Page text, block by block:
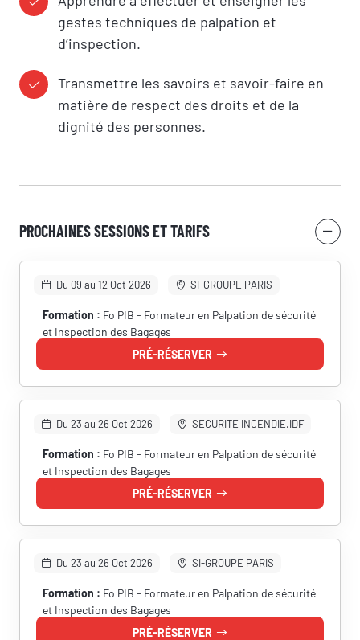
gestes techniques de palpation et
d’inspection.
Transmettre les savoirs et savoir-faire en
matière de respect des droits et de la
dignité des personnes.
PROCHAINES SESSIONS ET TARIFS
Du 09 au 12 Oct 2026 SI-GROUPE PARIS
Formation : Fo PIB - Formateur en Palpation de sécurité
et Inspection des Bagages
PRÉ-RÉSERVER
Du 23 au 26 Oct 2026 SECURITE INCENDIE.IDF
Formation : Fo PIB - Formateur en Palpation de sécurité
et Inspection des Bagages
PRÉ-RÉSERVER
Du 23 au 26 Oct 2026 SI-GROUPE PARIS
Formation : Fo PIB - Formateur en Palpation de sécurité
et Inspection des Bagages
PRÉ-RÉSERVER
RÉSERVER
SI.Groupe utilise vos données pour répondre à votre demande et, avec
votre accord, vous adresser ses offres. Pour en savoir plus, consultez
notre politique de confidentialité.